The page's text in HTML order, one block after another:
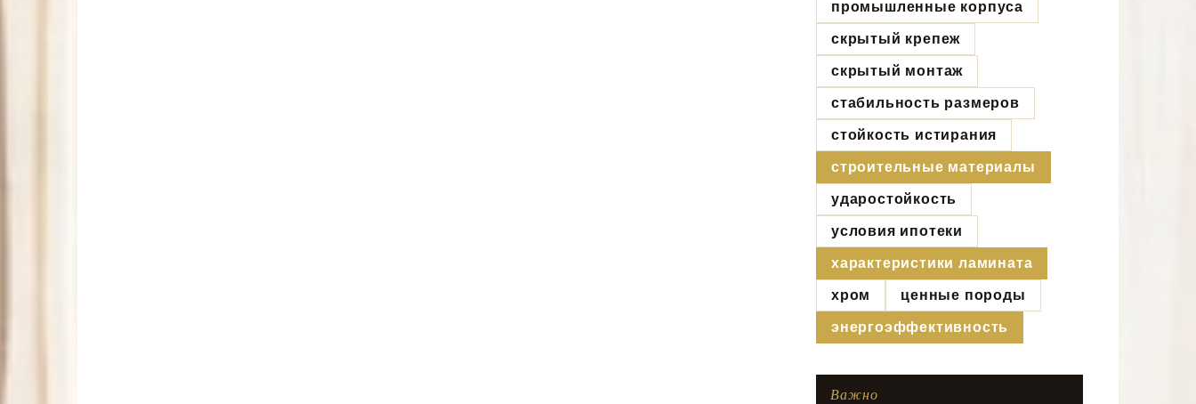
промышленные корпуса
скрытый крепеж
скрытый монтаж
стабильность размеров
стойкость истирания
строительные материалы
ударостойкость
условия ипотеки
характеристики ламината
хром ценные породы
энергоэффективность
Важно